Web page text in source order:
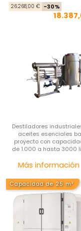
26.268,00 € -30%
Destiladores
aceites esenciales
proyecto con
de 1.000 a hasta 3000
Más información
Capacidad de 25 m²